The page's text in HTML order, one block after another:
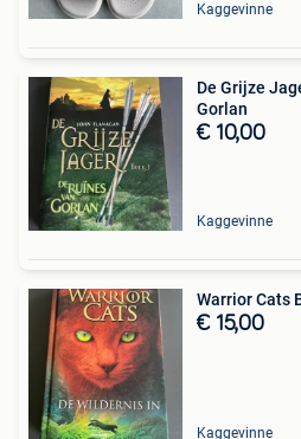
Kaggevinne
De Grijze
Gorlan
€ 10,00
Kaggevinne
Warrior Cats
€ 15,00
Kaggevinne